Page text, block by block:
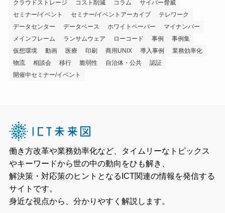
クラウドストレージ
コスト削減 コラム
サイバー脅威
セミナー/イベント
セミナー/イベントアーカイブ
テレワーク
データセンター
データベース ホワイトペーパー
マイナンバー
メインフレーム
ランサムウェア ローコード 事例
事例集
仮想環境
動画 医療 印刷 商用UNIX 導入事例
業務効率化
物流
相談会 移行 脆弱性 自治体・公共
認証
開催中セミナー/イベント
働き方改革や業務効率化など、タイムリーなトピックス
やキーワードから世の中の動向をひも解き、
解決策・対応策のヒントとなるICT関連の情報を発信する
サイトです。
身近な視点から、分かりやすく解説します。